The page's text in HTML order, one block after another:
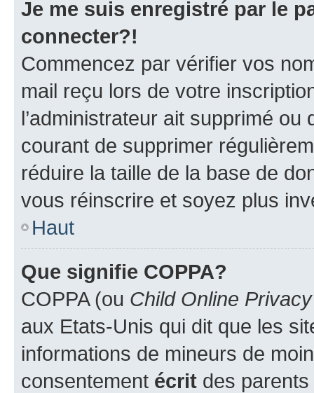
Je me suis enregistré par le
connecter?!
Commencez par vérifier vos
mail reçu lors de votre
l’administrateur ait supprimé
courant de supprimer
réduire la taille de la base de
vous réinscrire et soyez plus
Haut
Que signifie COPPA?
COPPA (ou Child Online
aux Etats-Unis qui dit que les
informations de mineurs de
consentement écrit des parents